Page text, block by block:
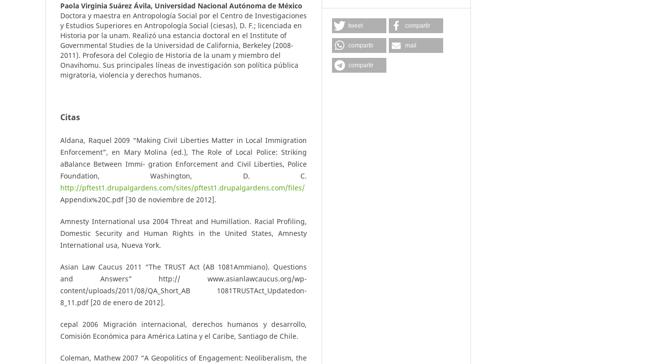
Paola Virginia Suárez Ávila, Universidad Nacional Autónoma de México
Doctora y maestra en Antropología Social por el Centro de Investigaciones
y Estudios Superiores en Antropología Social (ciesas), D. F.; licenciada en
Historia por la unam. Realizó una estancia doctoral en el Institute of
Governmental Studies de la Universidad de California, Berkeley (2008-
2011). Profesora del Colegio de Historia de la unam y miembro del
Onavihomu. Sus principales líneas de investigación son política pública
migratoria, violencia y derechos humanos.
Citas
Aldana, Raquel 2009 “Making Civil Liberties Matter in Local Immigration
Enforcement”, en Mary Molina (ed.), The Role of Local Police: Striking
aBalance Between Immi- gration Enforcement and Civil Liberties, Police
Foundation, Washington, D. C.
http://pftest1.drupalgardens.com/sites/pftest1.drupalgardens.com/files/
Appendix%20C.pdf [30 de noviembre de 2012].
Amnesty International usa 2004 Threat and Humillation. Racial Profiling,
Domestic Security and Human Rights in the United States, Amnesty
International usa, Nueva York.
Asian Law Caucus 2011 “The TRUST Act (AB 1081­Ammiano). Questions
and Answers” http:// www.asianlawcaucus.org/wp­
content/uploads/2011/08/QA_Short_AB­ 1081­TRUST­Act_Updated­on­
8_11.pdf [20 de enero de 2012].
cepal 2006 Migración internacional, derechos humanos y desarrollo,
Comisión Económica para América Latina y el Caribe, Santiago de Chile.
Coleman, Mathew 2007 “A Geopolitics of Engagement: Neoliberalism, the
tweet compartir
compartir mail
compartir